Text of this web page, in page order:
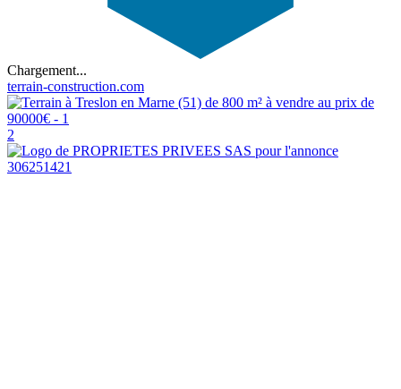
Chargement...
terrain-construction.com
2